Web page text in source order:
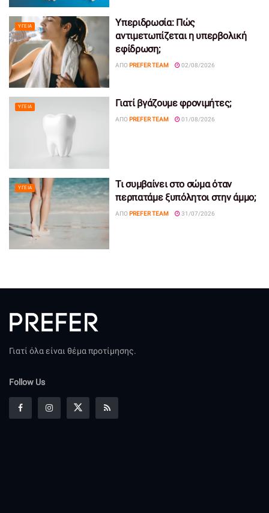
ΥΓΕΊΑ
Υπεριδρωσία: Πώς
αντιμετωπίζεται η υπερβολική
εφίδρωση;
ΑΠΌ PREFER TEAM 02/08/2026
ΥΓΕΊΑ Γιατί βγάζουμε φρονιμήτες;
ΑΠΌ PREFER TEAM 01/08/2026
ΥΓΕΊΑ
Τι συμβαίνει στο σώμα όταν
περπατάμε ξυπόλητοι στην άμμο;
ΑΠΌ PREFER TEAM 31/07/2026
Γιατί όλα είναι θέμα προτίμησης.
Follow Us